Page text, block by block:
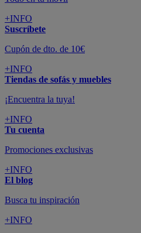
+INFO
Suscríbete
Cupón de dto. de 10€
+INFO
Tiendas de sofás y muebles
¡Encuentra la tuya!
+INFO
Tu cuenta
Promociones exclusivas
+INFO
El blog
Busca tu inspiración
+INFO